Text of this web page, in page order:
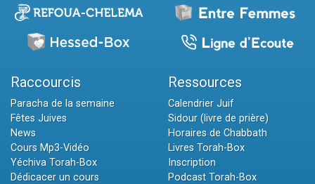
Raccourcis
Paracha de la semaine
Fêtes Juives
News
Cours Mp3-Vidéo
Yéchiva Torah-Box
Dédicacer un cours
Ressources
Calendrier Juif
Sidour (livre de prière)
Horaires de Chabbath
Livres Torah-Box
Inscription
Podcast Torah-Box